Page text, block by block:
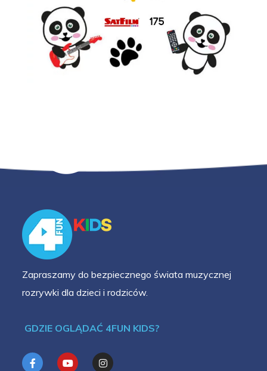
Zapraszamy do bezpiecznego świata muzycznej
rozrywki dla dzieci i rodziców.
GDZIE OGLĄDAĆ 4FUN KIDS?